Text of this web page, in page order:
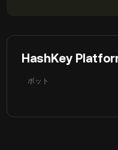
HashKey
ボット